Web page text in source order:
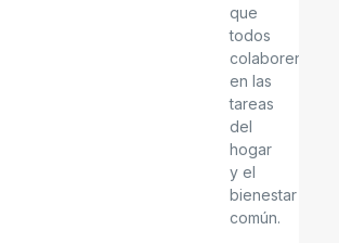
que
todos
colaboren
en las
tareas
del
hogar
y el
bienestar
común.